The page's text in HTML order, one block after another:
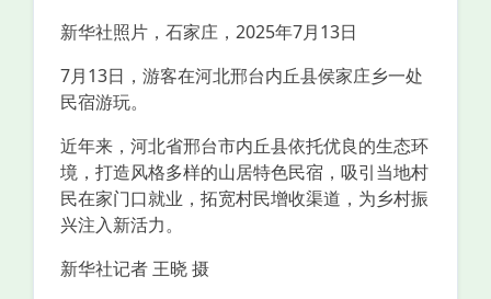
新华社照片，石家庄，2025年7月13日
7月13日，游客在河北邢台内丘县侯家庄乡一处
民宿游玩。
近年来，河北省邢台市内丘县依托优良的生态环
境，打造风格多样的山居特色民宿，吸引当地村
民在家门口就业，拓宽村民增收渠道，为乡村振
兴注入新活力。
新华社记者 王晓 摄